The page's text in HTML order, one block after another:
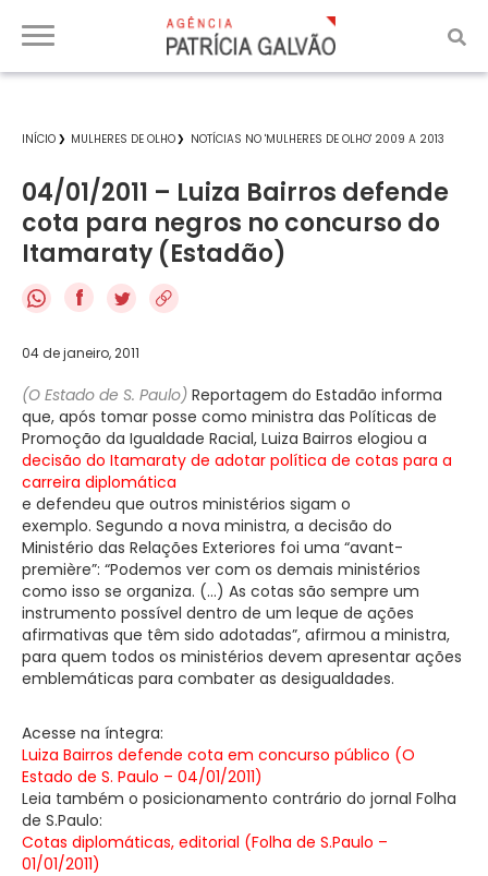
INÍCIO MULHERES DE OLHO NOTÍCIAS NO 'MULHERES DE OLHO' 2009 A 2013
04/01/2011 – Luiza Bairros defende
cota para negros no concurso do
Itamaraty (Estadão)
f
04 de janeiro, 2011
(O Estado de S. Paulo) Reportagem do Estadão informa
que, após tomar posse como ministra das Políticas de
Promoção da Igualdade Racial, Luiza Bairros elogiou a
decisão do Itamaraty de adotar política de cotas para a
carreira diplomática
e defendeu que outros ministérios sigam o
exemplo. Segundo a nova ministra, a decisão do
Ministério das Relações Exteriores foi uma “avant-
première”: “Podemos ver com os demais ministérios
como isso se organiza. (…) As cotas são sempre um
instrumento possível dentro de um leque de ações
afirmativas que têm sido adotadas”, afirmou a ministra,
para quem todos os ministérios devem apresentar ações
emblemáticas para combater as desigualdades.
Acesse na íntegra:
Luiza Bairros defende cota em concurso público (O
Estado de S. Paulo – 04/01/2011)
Leia também o posicionamento contrário do jornal Folha
de S.Paulo:
Cotas diplomáticas, editorial (Folha de S.Paulo –
01/01/2011)